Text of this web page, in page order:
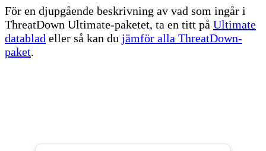
För en djupgående beskrivning av vad som ingår i
ThreatDown Ultimate-paketet, ta en titt på Ultimate
datablad eller så kan du jämför alla ThreatDown-
paket.